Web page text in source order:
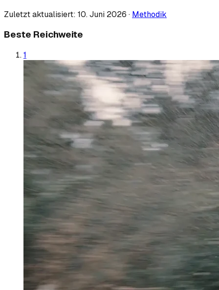
Zuletzt aktualisiert: 10. Juni 2026 · Methodik
Beste Reichweite
1